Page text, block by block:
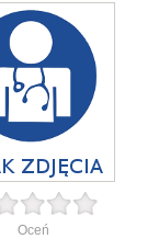
Oceń